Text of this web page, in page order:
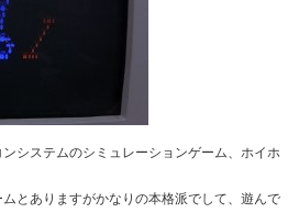
システムのシミュレーションゲーム、ホイホ
とありますがかなりの本格派でして、遊んで